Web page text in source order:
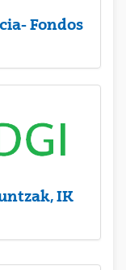
Fondos
IK